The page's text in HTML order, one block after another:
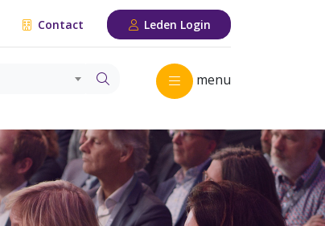
Contact Leden Login
menu